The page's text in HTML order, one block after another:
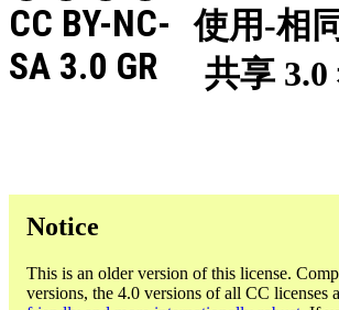
使用-相
共享 3.0
CC BY-NC-
SA 3.0 GR
Notice
This is an older version of this license.
versions, the 4.0 versions of all CC licenses